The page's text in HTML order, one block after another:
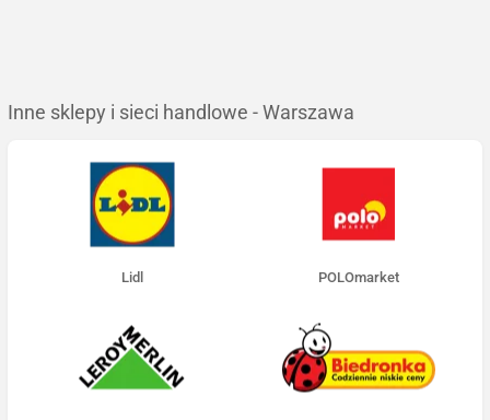
Inne sklepy i sieci handlowe - Warszawa
Lidl POLOmarket